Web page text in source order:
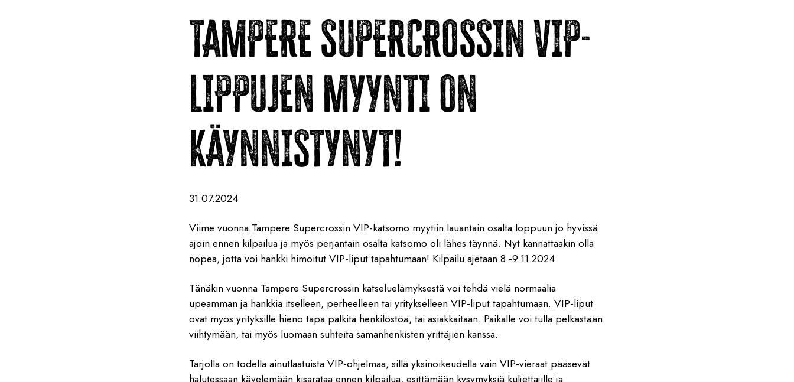
TAMPERE SUPERCROSSIN VIP-
LIPPUJEN MYYNTI ON
KÄYNNISTYNYT!
31.07.2024
Viime vuonna Tampere Supercrossin VIP-katsomo myytiin lauantain osalta loppuun jo hyvissä
ajoin ennen kilpailua ja myös perjantain osalta katsomo oli lähes täynnä. Nyt kannattaakin olla
nopea, jotta voi hankki himoitut VIP-liput tapahtumaan! Kilpailu ajetaan 8.-9.11.2024.
Tänäkin vuonna Tampere Supercrossin katseluelämyksestä voi tehdä vielä normaalia
upeamman ja hankkia itselleen, perheelleen tai yritykselleen VIP-liput tapahtumaan. VIP-liput
ovat myös yrityksille hieno tapa palkita henkilöstöä, tai asiakkaitaan. Paikalle voi tulla pelkästään
viihtymään, tai myös luomaan suhteita samanhenkisten yrittäjien kanssa.
Tarjolla on todella ainutlaatuista VIP-ohjelmaa, sillä yksinoikeudella vain VIP-vieraat pääsevät
halutessaan kävelemään kisarataa ennen kilpailua, esittämään kysymyksiä kuljettajille ja